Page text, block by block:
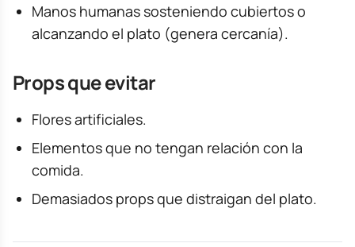
Manos humanas sosteniendo cubiertos o
alcanzando el plato (genera cercanía).
Props que evitar
Flores artificiales.
Elementos que no tengan relación con la
comida.
Demasiados props que distraigan del plato.